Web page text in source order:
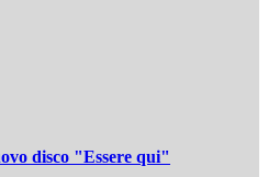
disco "Essere qui"